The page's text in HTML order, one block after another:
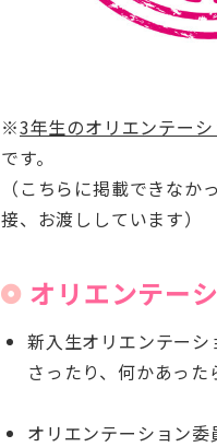
※3年生のオリエンテー
です。
（こちらに掲載できな
接、お渡ししています）
オリエンテー
新入生オリエンテー
さったり、何かあっ
オリエンテーション